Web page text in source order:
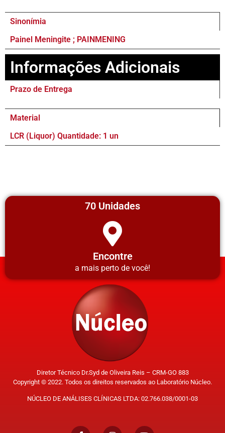
Sinonímia
Painel Meningite ; PAINMENING
Informações Adicionais
Prazo de Entrega
Material
LCR (Liquor) Quantidade: 1 un
70 Unidades
Encontre
a mais perto de você!
Diretor Técnico Dr.Syd de Oliveira Reis – CRM-GO 883
Copyright © 2022. Todos os direitos reservados ao Laboratório Núcleo.
NÚCLEO DE ANÁLISES CLÍNICAS LTDA: 02.766.038/0001-03